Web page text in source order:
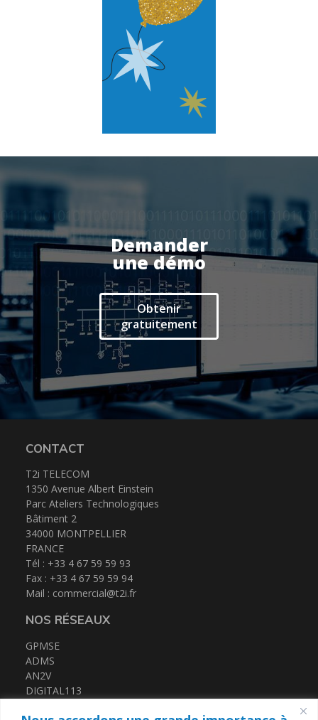
Demander
une démo
Obtenir
gratuitement
CONTACT
T2i TELECOM
1350 Avenue Albert Einstein
Parc Ateliers Technologiques
Bâtiment 2
34000 MONTPELLIER
FRANCE
Tél : +33 4 67 59 59 93
Fax : +33 4 67 59 59 94
Mail : commercial@t2i.fr
NOS RÉSEAUX
GPMSE
ADMS
AN2V
DIGITAL113
ERP Gestion Commerciale
Suivi des intervenants
Frontaux de réception
Téléphonie
Actualités